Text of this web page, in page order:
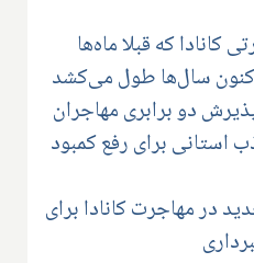
کانادا که قبلا ماه‌ها
سال‌ها طول می‌کشد
دو برابری مهاجران
استانی برای رفع کمبود
در مهاجرت کانادا برای